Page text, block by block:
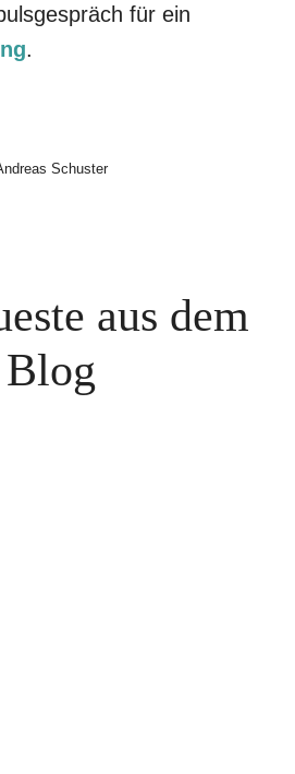
für ein
.
Schuster
aus dem
Blog